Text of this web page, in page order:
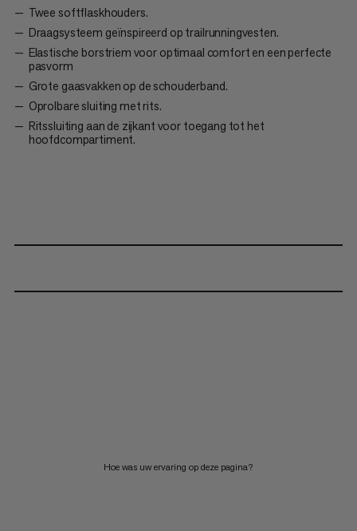
Twee softflaskhouders.
Draagsysteem geïnspireerd op trailrunningvesten.
Elastische borstriem voor optimaal comfort en een perfecte
pasvorm
Grote gaasvakken op de schouderband.
Oprolbare sluiting met rits.
Ritssluiting aan de zijkant voor toegang tot het
hoofdcompartiment.
Hoe was uw ervaring op deze pagina?